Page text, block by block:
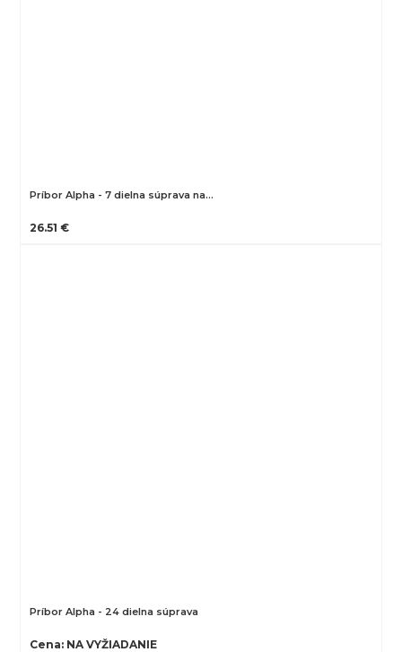
Príbor Alpha - 7 dielna súprava na…
26.51 €
Príbor Alpha - 24 dielna súprava
Cena: NA VYŽIADANIE